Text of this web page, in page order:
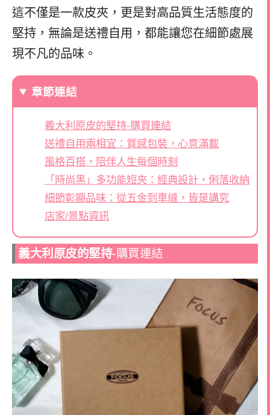
這不僅是一款皮夾，更是對高品質生活態度的
堅持，無論是送禮自用，都能讓您在細節處展
現不凡的品味。
章節連結
義大利原皮的堅持-購買連結
送禮自用兩相宜：質感包裝，心意滿載
風格百搭，陪伴人生每個時刻
「時尚黑」多功能短夾：經典設計，俐落收納
細節彰顯品味：從五金到車縫，皆是講究
店家/景點資訊
義大利原皮的堅持-購買連結